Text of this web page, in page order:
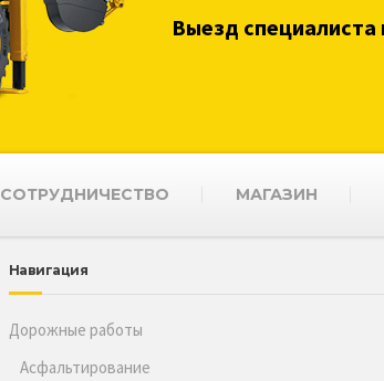
Выезд специалиста
СОТРУДНИЧЕСТВО МАГАЗИН
Навигация
Дорожные работы
Асфальтирование